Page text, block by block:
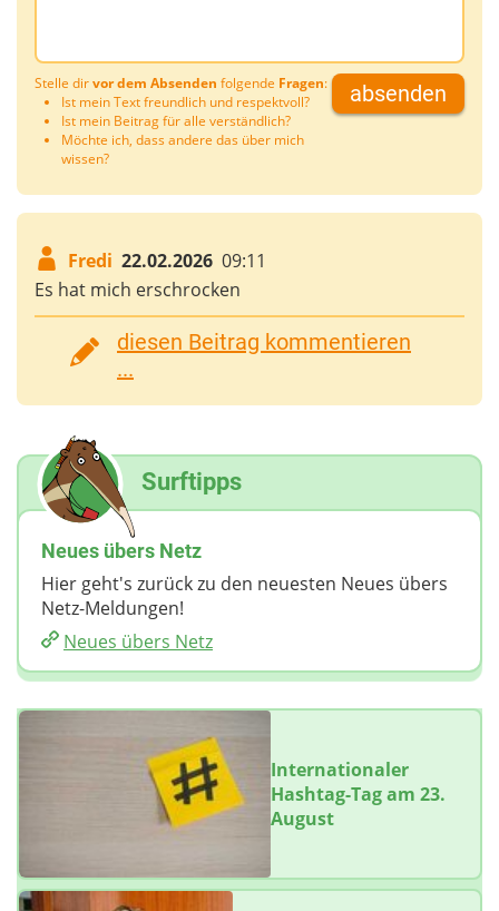
Stelle dirvor dem Absenden folgende Fragen:
Ist mein Text freundlich und respektvoll?
Ist mein Beitrag für alle verständlich?
Möchte ich, dass andere das über mich
wissen?
absenden
Fredi 22.02.2026 09:11
Es hat mich erschrocken
diesen Beitrag kommentieren
...
Surftipps
Neues übers Netz
Hier geht's zurück zu den neuesten Neues übers
Netz-Meldungen!
Neues übers Netz
Internationaler
Hashtag-Tag am 23.
August